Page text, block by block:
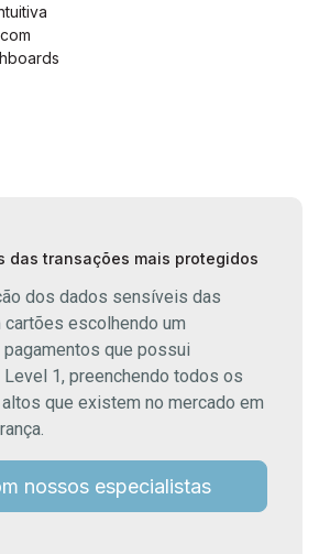
com
das transações mais protegidos
dos dados sensíveis das
escolhendo um
que possui
1, preenchendo todos os
que existem no mercado em
nossos especialistas